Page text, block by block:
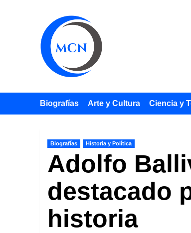
Biografías Arte y Cultura Ciencia y
Biografías Historia y Política
Adolfo
destacado
historia